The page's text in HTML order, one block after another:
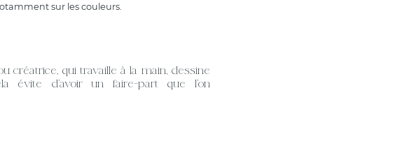
sur les couleurs.
créatrice, qui travaille à la main, dessine
évite d’avoir un faire-part que l’on